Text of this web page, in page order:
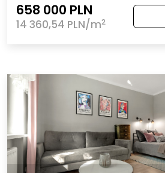
658 000 PLN
14 360,54 PLN/m2